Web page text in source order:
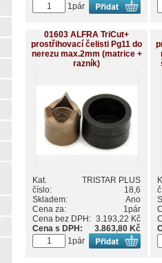
1pár
01603 ALFRA TriCut+
prostřihovací čelisti Pg11 do
nerezu max.2mm (matrice +
razník)
Kat.
číslo:
TRISTAR PLUS
18,6
Skladem:
Ano
Cena za:
1pár
Cena bez DPH: 3.193,22 Kč
Cena s DPH:
3.863,80 Kč
1pár